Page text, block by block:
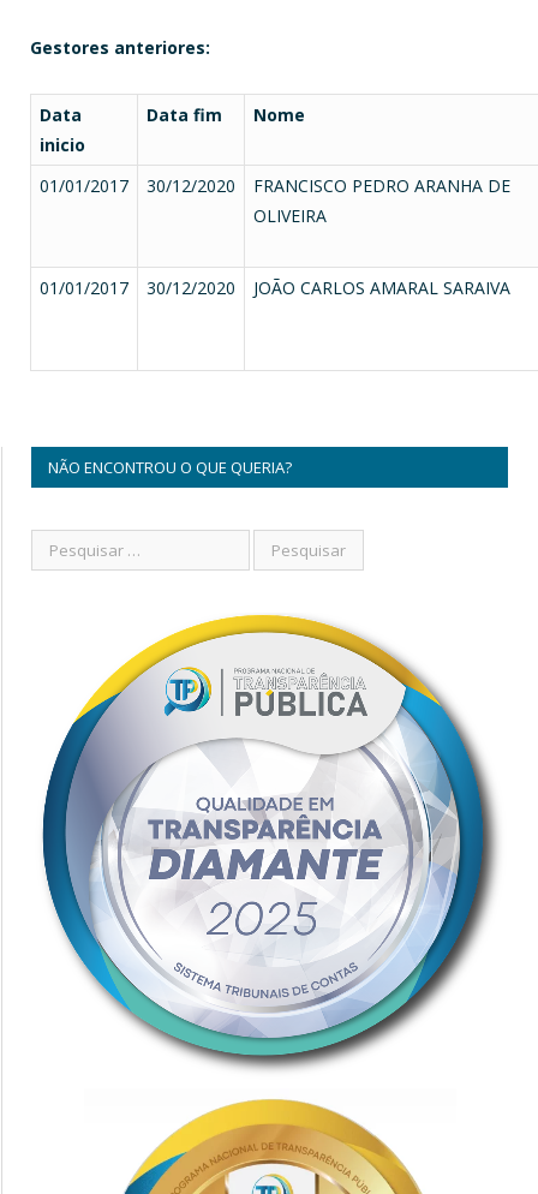
Gestores anteriores:
Data
inicio
Data fim Nome
01/01/2017 30/12/2020
FRANCISCO PEDRO ARANHA DE
OLIVEIRA
01/01/2017 30/12/2020 JOÃO CARLOS AMARAL SARAIVA
NÃO ENCONTROU O QUE QUERIA?